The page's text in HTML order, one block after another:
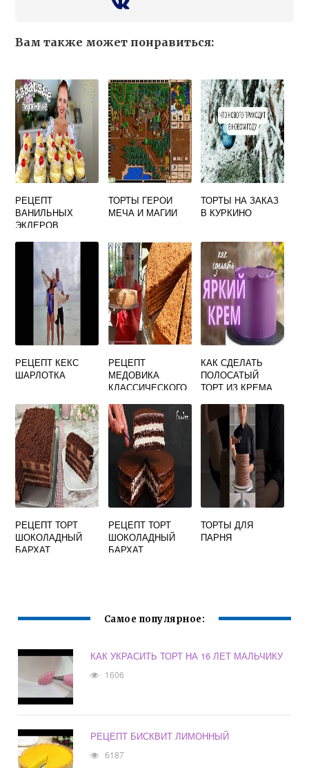
Вам также может понравиться:
РЕЦЕПТ
ВАНИЛЬНЫХ
ЭКЛЕРОВ
ТОРТЫ ГЕРОИ
МЕЧА И МАГИИ
ТОРТЫ НА ЗАКАЗ
В КУРКИНО
РЕЦЕПТ КЕКС
ШАРЛОТКА
РЕЦЕПТ
МЕДОВИКА
КЛАССИЧЕСКОГО
КРЕМОМ И
СГУЩЕНКОЙ
КАК СДЕЛАТЬ
ПОЛОСАТЫЙ
ТОРТ ИЗ КРЕМА
РЕЦЕПТ ТОРТ
ШОКОЛАДНЫЙ
БАРХАТ
РЕЦЕПТ ТОРТ
ШОКОЛАДНЫЙ
БАРХАТ
ТОРТЫ ДЛЯ
ПАРНЯ
Самое популярное:
КАК УКРАСИТЬ ТОРТ НА 16 ЛЕТ МАЛЬЧИКУ
1606
РЕЦЕПТ БИСКВИТ ЛИМОННЫЙ
6187